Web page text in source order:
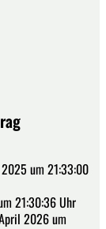
um 21:33:00
21:30:36 Uhr
2026 um